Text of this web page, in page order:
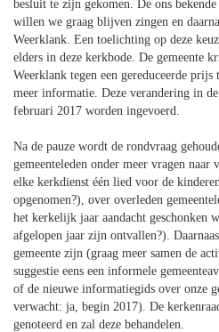
besluit te zijn gekomen. De ons bekende
willen we graag blijven zingen en
Weerklank. Een toelichting op deze
elders in deze kerkbode. De gemeente
Weerklank tegen een gereduceerde
meer informatie. Deze verandering in
februari 2017 worden ingevoerd.
Na de pauze wordt de rondvraag
gemeenteleden onder meer vragen
elke kerkdienst één lied voor de
opgenomen?), over overleden
het kerkelijk jaar aandacht geschonken
afgelopen jaar zijn ontvallen?).
gemeente zijn (graag meer samen de
suggestie eens een informele
of de nieuwe informatiegids over onze
verwacht: ja, begin 2017). De
genoteerd en zal deze behandelen.